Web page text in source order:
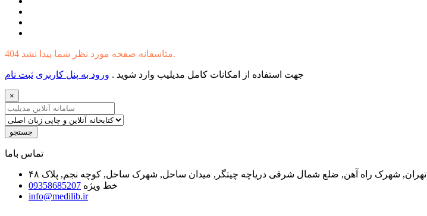
404 متاسفانه صفحه مورد نظر شما پیدا نشد.
جهت استفاده از امکانات کامل مدیلیب وارد شوید . ورود به پنل کاربری ثبت نام
×
جستجو
ﺗﻤﺎﺱ ﺑﺎﻣﺎ
تهران, شهرک راه آهن, ضلع شمال شرقی دریاچه چیتگر, میدان ساحل, شهرک ساحل, کوچه نجم, پلاک ۴۸
خط ویژه 09358685207
info@medilib.ir